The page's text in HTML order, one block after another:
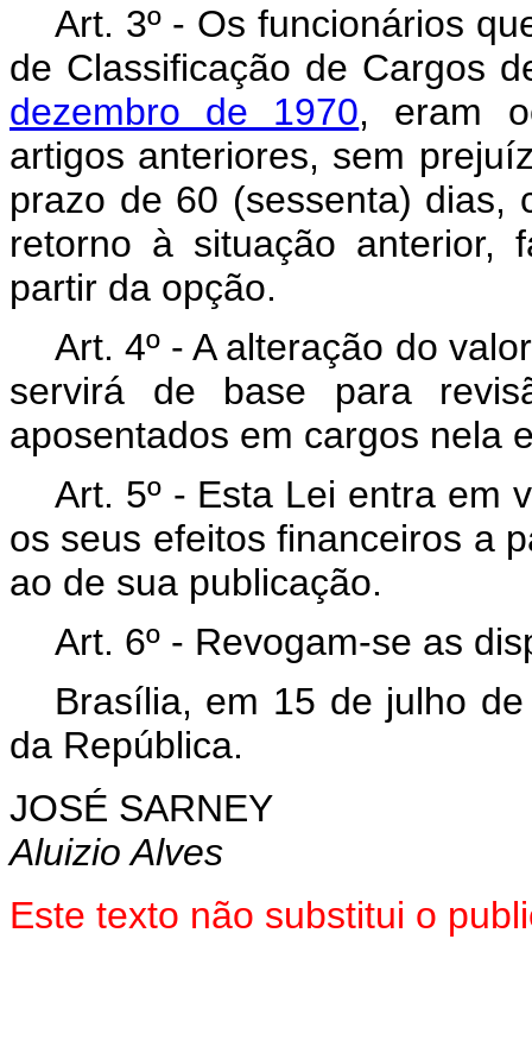
Art. 3º - Os funcionários
de Classificação de Cargos
dezembro de 1970, eram
artigos anteriores, sem
prazo de 60 (sessenta) dias,
retorno à situação anterior,
partir da opção.
Art. 4º - A alteração do
servirá de base para
aposentados em cargos nela
Art. 5º - Esta Lei entra em
os seus efeitos financeiros a
ao de sua publicação.
Art. 6º - Revogam-se as
Brasília, em 15 de julho
da República.
JOSÉ SARNEY
Aluizio Alves
Este texto não substitui o